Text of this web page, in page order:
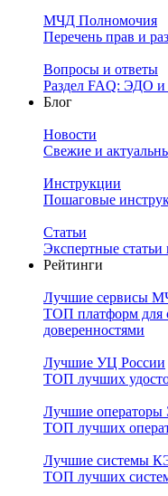
МЧД Полномочия
Перечень прав и
Вопросы и ответы
Раздел FAQ: ЭДО
Блог
Новости
Свежие и
Инструкции
Пошаговые
Статьи
Экспертные
Рейтинги
Лучшие сервисы
ТОП платформ для
доверенностями
Лучшие УЦ России
ТОП лучших
Лучшие
ТОП лучших
Лучшие системы
ТОП лучших